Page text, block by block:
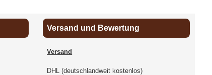
Versand und Bewertung
Versand
DHL (deutschlandweit kostenlos)